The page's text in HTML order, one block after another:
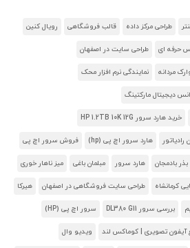
طراحی مرکز داده قالب فروشگاهی رویال کنین
حرفه ای طراحی سایت در اصفهان
مردانه نمایندگی نرم افزار محک
دیجیتال مارکتینگ
خرید هارد سرور HP 1.2TB 10K 12G
رادیاتور هارد سرور اچ پی (hp) فروش سرور اچ پی
بادمجان هارد سرور مبلمان باغی میز ناهار خوری
کرمانشاه طراحی سایت فروشگاهی در اصفهان هیرکا
بررسی سرور DL380 G11 سرور اچ پی (HP)
آیفون تصویری | کوماکس لند ویدیو وال